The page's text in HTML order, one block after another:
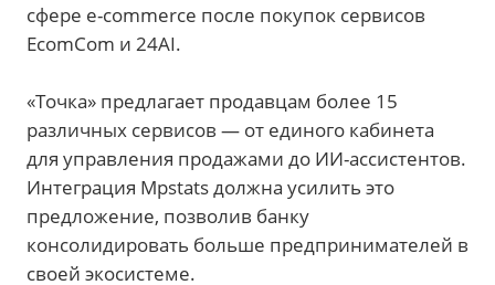
сфере e-commerce после покупок сервисов
EcomCom и 24AI.
«Точка» предлагает продавцам более 15
различных сервисов — от единого кабинета
для управления продажами до ИИ-ассистентов.
Интеграция Mpstats должна усилить это
предложение, позволив банку
консолидировать больше предпринимателей в
своей экосистеме.